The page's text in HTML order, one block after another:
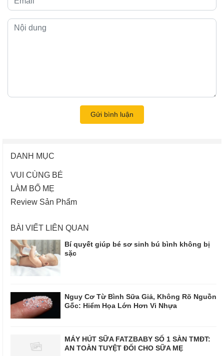
Gửi bình luận
DANH MỤC
VUI CÙNG BÉ
LÀM BỐ MẸ
Review Sản Phẩm
BÀI VIẾT LIÊN QUAN
Bí quyết giúp bé sơ sinh bú bình không bị
sặc
Nguy Cơ Từ Bình Sữa Giả, Không Rõ Nguồn
Gốc: Hiểm Họa Lớn Hơn Vi Nhựa
MÁY HÚT SỮA FATZBABY SỐ 1 SÀN TMĐT:
AN TOÀN TUYỆT ĐỐI CHO SỮA MẸ